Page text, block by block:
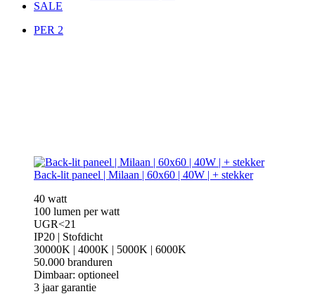
SALE
PER 2
Back-lit paneel | Milaan | 60x60 | 40W | + stekker
40 watt
100 lumen per watt
UGR<21
IP20 | Stofdicht
30000K | 4000K | 5000K | 6000K
50.000 branduren
Dimbaar: optioneel
3 jaar garantie